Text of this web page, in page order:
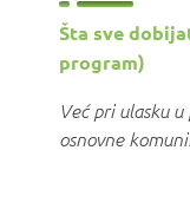
Šta sve
program)
Već pri ulasku
osnovne